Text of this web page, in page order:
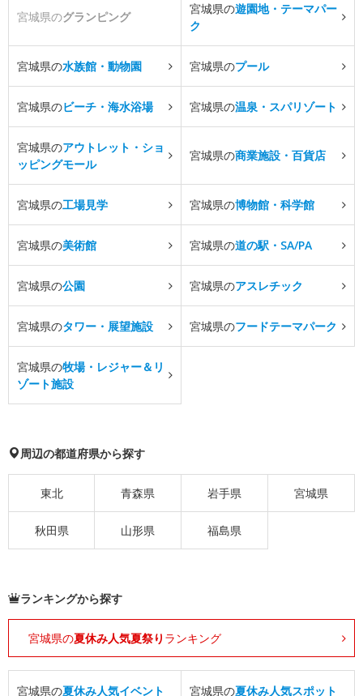
宮城県のグランピング
宮城県の遊園地・テーマパー
ク
宮城県の水族館・動物園 宮城県のプール
宮城県のビーチ・海水浴場 宮城県の温泉・スパリゾート
宮城県のアウトレット・ショ
ッピングモール
宮城県の商業施設・百貨店
宮城県の工場見学 宮城県の博物館・科学館
宮城県の美術館 宮城県の道の駅・SA/PA
宮城県の公園 宮城県のアスレチック
宮城県のタワー・展望施設 宮城県のフードテーマパーク
宮城県の牧場・レジャー＆リ
ゾート施設
周辺の都道府県から探す
東北 青森県 岩手県 宮城県
秋田県 山形県 福島県
ランキングから探す
宮城県の夏休み人気夏祭り ランキング
宮城県の夏休み人気イベント 宮城県の夏休み人気スポット